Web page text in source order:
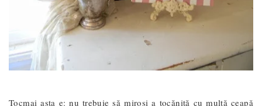
Tocmai asta e: nu trebuie să miroși a tocăniță cu multă ceapă